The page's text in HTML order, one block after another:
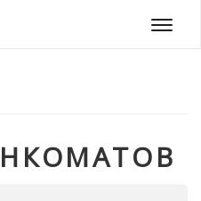
Меню